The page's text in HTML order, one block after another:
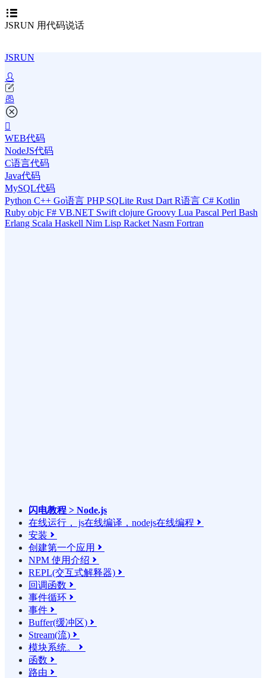
JSRUN 用代码说话
JSRUN
WEB代码
NodeJS代码
C语言代码
Java代码
MySQL代码
Python C++ Go语言 PHP SQLite Rust Dart R语言 C# Kotlin
Ruby objc F# VB.NET Swift clojure Groovy Lua Pascal Perl Bash
Erlang Scala Haskell Nim Lisp Racket Nasm Fortran
闪电教程 > Node.js
在线运行， js在线编译，nodejs在线编程 
安装 
创建第一个应用 
NPM 使用介绍 
REPL(交互式解释器) 
回调函数 
事件循环 
事件 
Buffer(缓冲区) 
Stream(流) 
模块系统。 
函数 
路由 